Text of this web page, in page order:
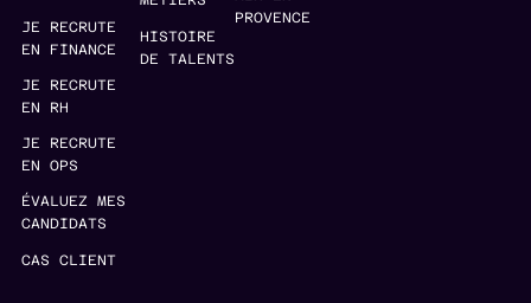
JE RECRUTE
EN FINANCE
JE RECRUTE
EN RH
JE RECRUTE
EN OPS
ÉVALUEZ MES
CANDIDATS
CAS CLIENT
HISTOIRE
DE TALENTS
PROVENCE